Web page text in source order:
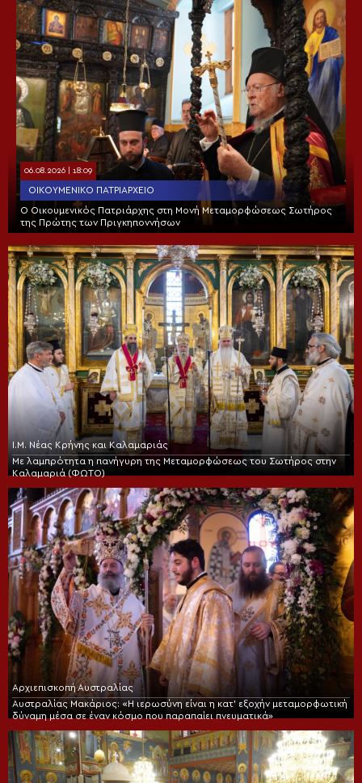
06.08.2026 | 18:09
ΟΙΚΟΥΜΕΝΙΚΌ ΠΑΤΡΙΑΡΧΕΊΟ
Ο Οικουμενικός Πατριάρχης στη Μονή Μεταμορφώσεως Σωτήρος
της Πρώτης των Πριγκηποννήσων
Ι.Μ. Νέας Κρήνης και Καλαμαριάς
Με λαμπρότητα η πανήγυρη της Μεταμορφώσεως του Σωτήρος στην
Καλαμαριά (ΦΩΤΟ)
Αρχιεπισκοπή Αυστραλίας
Αυστραλίας Μακάριος: «Η ιερωσύνη είναι η κατ’ εξοχήν μεταμορφωτική
δύναμη μέσα σε έναν κόσμο που παραπαίει πνευματικά»